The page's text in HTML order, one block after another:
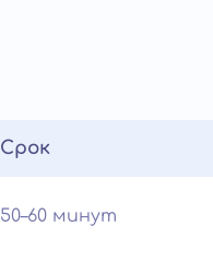
Срок
50–60 минут